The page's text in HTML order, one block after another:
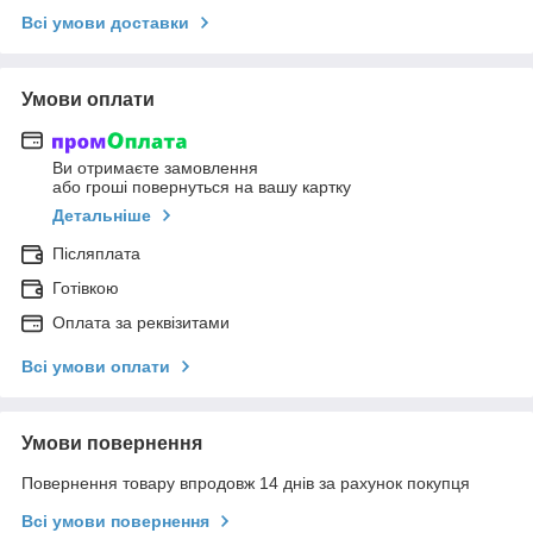
Всі умови доставки
Умови оплати
Ви отримаєте замовлення
або гроші повернуться на вашу картку
Детальніше
Післяплата
Готівкою
Оплата за реквізитами
Всі умови оплати
Умови повернення
Повернення товару впродовж 14 днів за рахунок покупця
Всі умови повернення